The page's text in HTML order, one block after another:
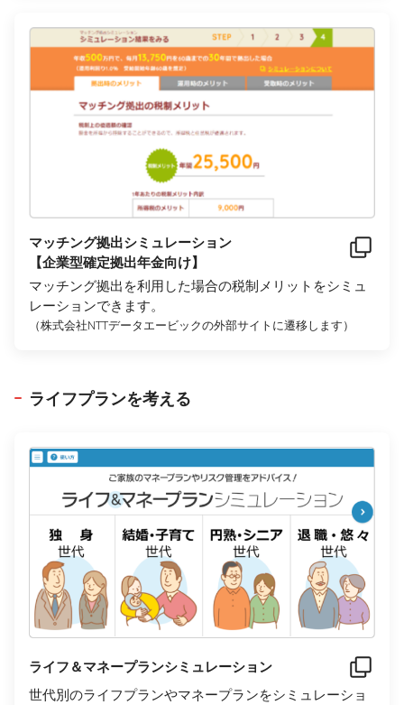
マッチング拠出シミュレーション
【企業型確定拠出年金向け】
マッチング拠出を利用した場合の税制メリットをシミュ
レーションできます。
（株式会社NTTデータエービックの外部サイトに遷移します）
ライフプランを考える
ライフ＆マネープランシミュレーション
世代別のライフプランやマネープランをシミュレーショ